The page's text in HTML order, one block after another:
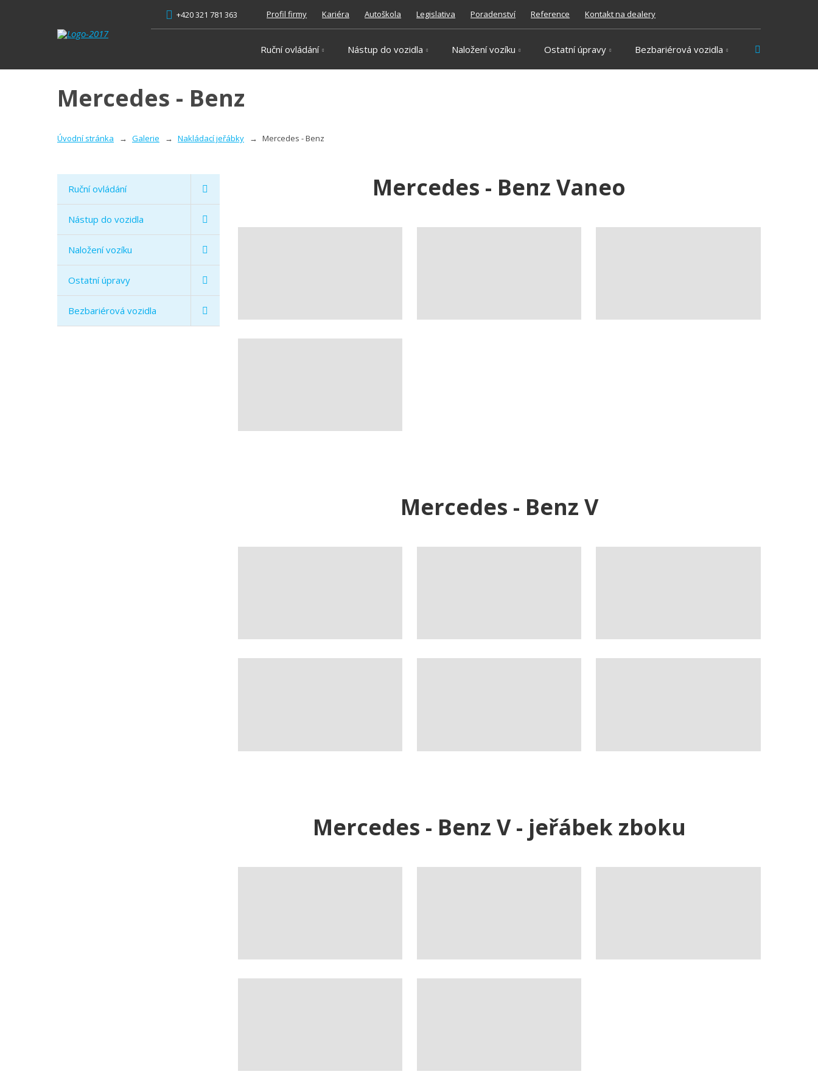
+420 321 781 363 Profil firmy Kariéra Autoškola Legislativa Poradenství Reference Kontakt na dealery
Ruční ovládání Nástup do vozidla Naložení vozíku Ostatní úpravy Bezbariérová vozidla
Mercedes - Benz
Úvodní stránka Galerie Nakládací jeřábky Mercedes - Benz
Ruční ovládání
Nástup do vozidla
Naložení vozíku
Ostatní úpravy
Bezbariérová vozidla
Mercedes - Benz Vaneo
Mercedes - Benz V
Mercedes - Benz V - jeřábek zboku